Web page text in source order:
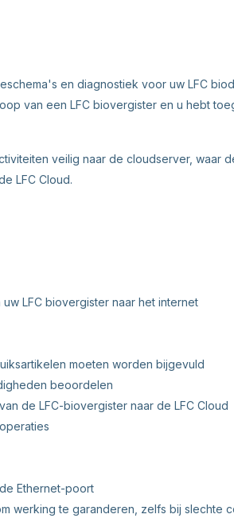
en diagnostiek voor uw LFC
van een LFC biovergister en u hebt
veilig naar de cloudserver, waar
LFC Cloud.
LFC biovergister naar het internet
moeten worden bijgevuld
beoordelen
de LFC-biovergister naar de LFC Cloud
Ethernet-poort
werking te garanderen, zelfs bij slechte